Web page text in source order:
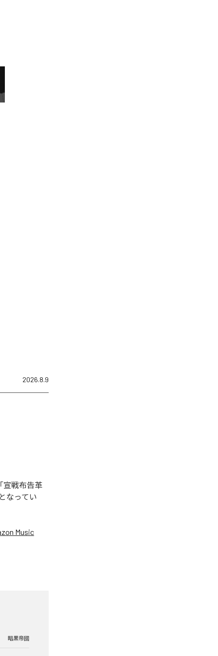
2026.8.9
宣戦布告革
なってい
Music
暗黒帝國